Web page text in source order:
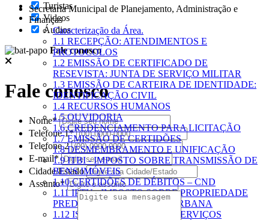
Turistas
Videos
Áudios
Fale conosco
Fale conosco
Nome*
Telefone 1*
Telefone 2
E-mail*
Cidade/Estado
Assunto*
Secretaria Municipal de Planejamento, Administração e
Finanças
Caracterização da Área.
1.1 RECEPÇÃO: ATENDIMENTOS E
PROTOCOLOS
1.2 EMISSÃO DE CERTIFICADO DE
RESEVISTA: JUNTA DE SERVIÇO MILITAR
1.3 EMISSÃO DE CARTEIRA DE IDENTIDADE:
IDENTIFICAÇÃO CIVIL
1.4 RECURSOS HUMANOS
1.5 OUVIDORIA
1.6 CREDENCIAMENTO PARA LICITAÇÃO
1.7 EMISSÃO DE CERTIDÕES
1.8 DESMEMBRAMENTO E UNIFICAÇÃO
1.9 ITBI - IMPOSTO SOBRE TRANSMISSÃO DE
BENS IMÓVEIS
1.10 CERTIDÕES DE DÉBITOS – CND
1.11 IPTU - IMPOSTO SOBRE PROPRIEDADE
PREDIAL E TERRITORIAL URBANA
1.12 ISS – IMPOSTO SOBRE SERVIÇOS